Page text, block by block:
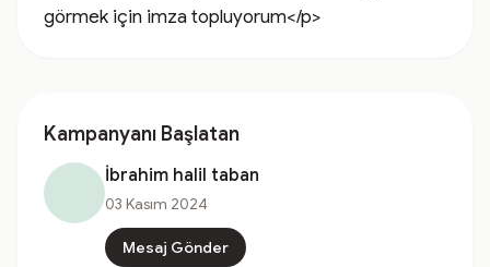
görmek için imza topluyorum</p>
Kampanyanı Başlatan
İbrahim halil taban
03 Kasım 2024
Mesaj Gönder